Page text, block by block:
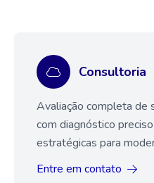
Consultoria
Avaliação completa de
com diagnóstico
estratégicas para
Entre em contato